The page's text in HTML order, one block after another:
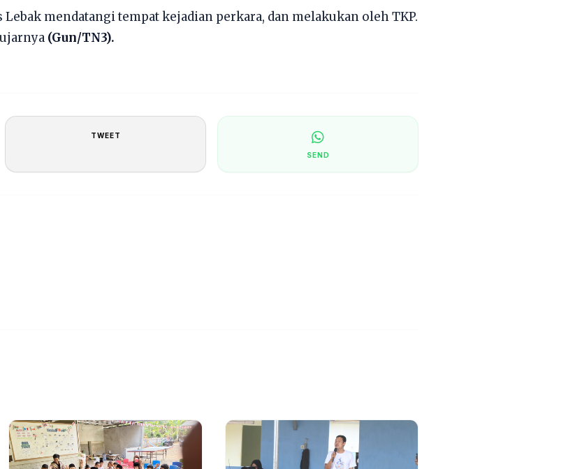
mendatangi tempat kejadian perkara, dan melakukan oleh TKP.
(Gun/TN3).
TWEET
SEND